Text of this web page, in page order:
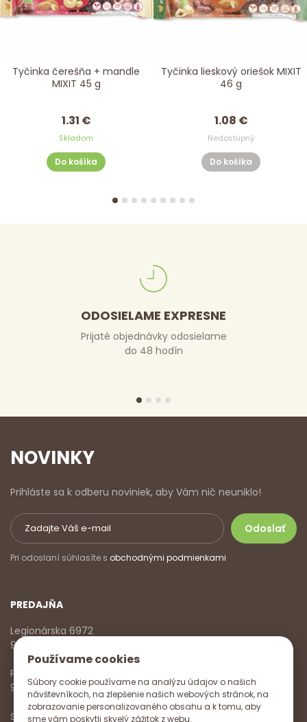
Používame cookies
Súbory cookie používame na analýzu údajov o našich
návštevníkoch, na zlepšenie našich webových stránok, na
zobrazovanie personalizovaného obsahu a k tomu, aby
sme vám poskytli skvelý zážitok z webu.
Tyčinka čerešňa + mandle
MIXIT 45 g
1.31 €
Skladom
Do košíka
Tyčinka lieskový oriešok MIXIT
46 g
1.08 €
Nedostupný
Do košíka
ODOSIELAME EXPRESNE
Prijaté objednávky odosielame
do 48 hodín
NOVINKY
Prihláste sa k odberu noviniek, aby Vám nič neuniklo!
Pri odoslaní súhlasíte s obchodnými podmienkami
PREDAJŇA
Legionárska 6972
911 01 Trenčín
Pondelok - Piatok
9:00 - 17:00
Sobota